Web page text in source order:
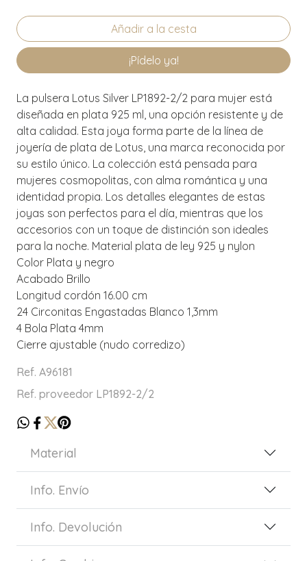
¡Pídelo ya!
La pulsera Lotus Silver LP1892-2/2 para mujer está
diseñada en plata 925 ml, una opción resistente y de
alta calidad. Esta joya forma parte de la línea de
joyería de plata de Lotus, una marca reconocida por
su estilo único. La colección está pensada para
mujeres cosmopolitas, con alma romántica y una
identidad propia. Los detalles elegantes de estas
joyas son perfectos para el día, mientras que los
accesorios con un toque de distinción son ideales
para la noche. Material plata de ley 925 y nylon
Color Plata y negro
Acabado Brillo
Longitud cordón 16.00 cm
24 Circonitas Engastadas Blanco 1,3mm
4 Bola Plata 4mm
Cierre ajustable (nudo corredizo)
Ref. A96181
Ref. proveedor LP1892-2/2
Material
Info. Envío
Info. Devolución